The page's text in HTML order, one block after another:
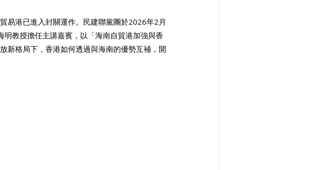
易港已進入封關運作。民建聯黨團於2026年2月
教授擔任主講嘉賓，以「海南自貿港加強與香
新格局下，香港如何透過與海南的優勢互補，開